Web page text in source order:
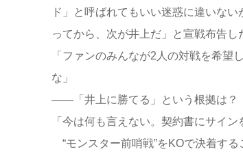
ド」と呼ばれてもいい迷惑に違いな
ってから、次が井上だ」と宣戦布告し
「ファンのみんなが2人の対戦を希望
な」
――「井上に勝てる」という根拠は？
「今は何も言えない。契約書にサイ
“モンスター前哨戦”をKOで決着する